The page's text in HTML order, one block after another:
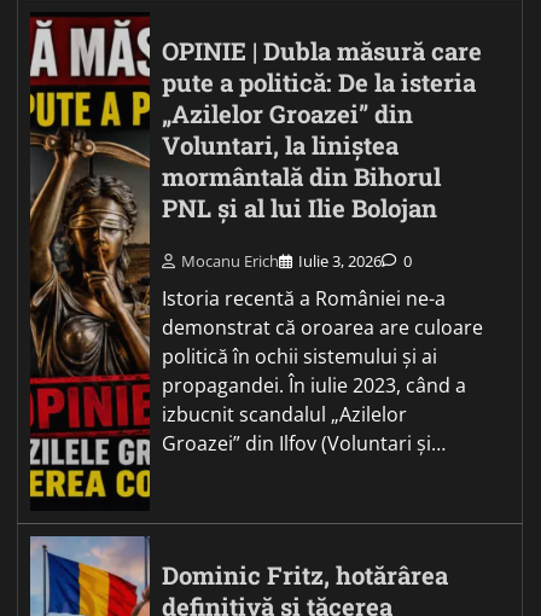
OPINIE | Dubla măsură care
pute a politică: De la isteria
„Azilelor Groazei” din
Voluntari, la liniștea
mormântală din Bihorul
PNL și al lui Ilie Bolojan
Mocanu Erich Iulie 3, 2026 0
Istoria recentă a României ne-a
demonstrat că oroarea are culoare
politică în ochii sistemului și ai
propagandei. În iulie 2023, când a
izbucnit scandalul „Azilelor
Groazei” din Ilfov (Voluntari și…
Dominic Fritz, hotărârea
definitivă și tăcerea